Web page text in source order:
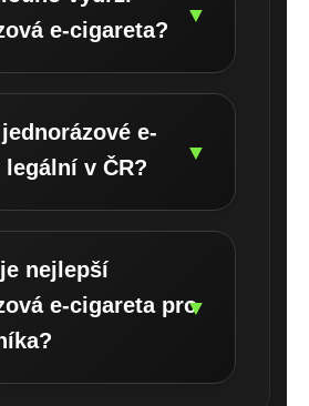
e-cigareta?
▼
e-
v ČR?
▼
nejlepší
e-cigareta pro
▼